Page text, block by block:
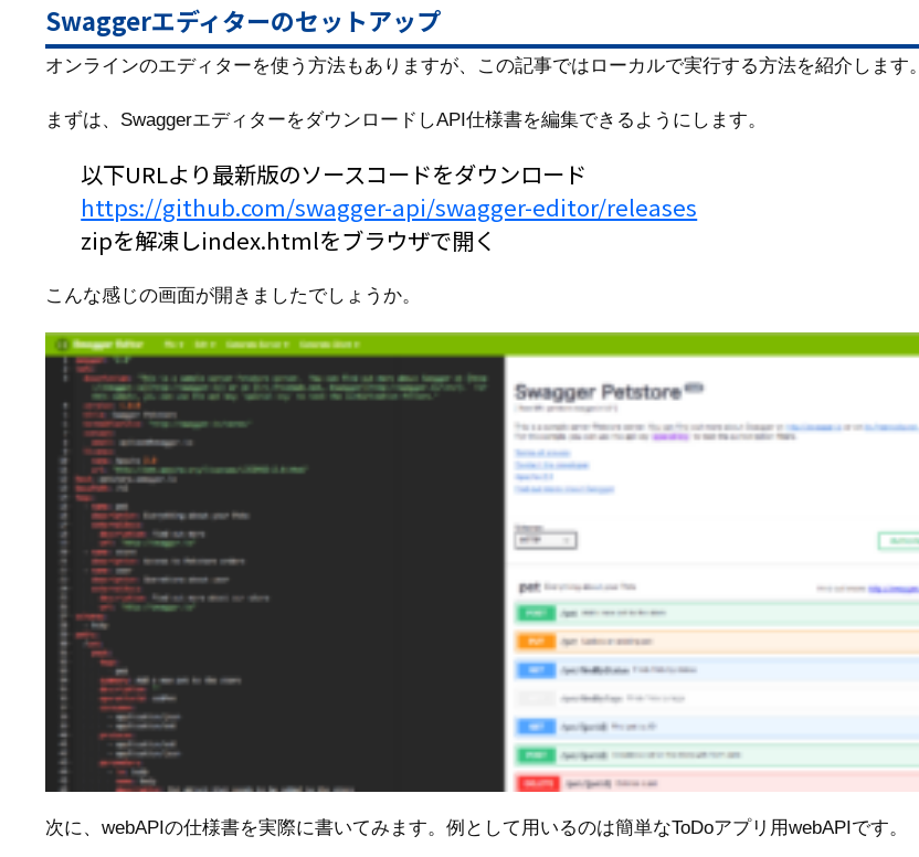
Swaggerエディターのセットアップ
オンラインのエディターを使う方法もありますが、この記事ではローカルで実行する方法を紹介します。
まずは、SwaggerエディターをダウンロードしAPI仕様書を編集できるようにします。
以下URLより最新版のソースコードをダウンロード
https://github.com/swagger-api/swagger-editor/releases
zipを解凍しindex.htmlをブラウザで開く
こんな感じの画面が開きましたでしょうか。
次に、webAPIの仕様書を実際に書いてみます。例として用いるのは簡単なToDoアプリ用webAPIです。